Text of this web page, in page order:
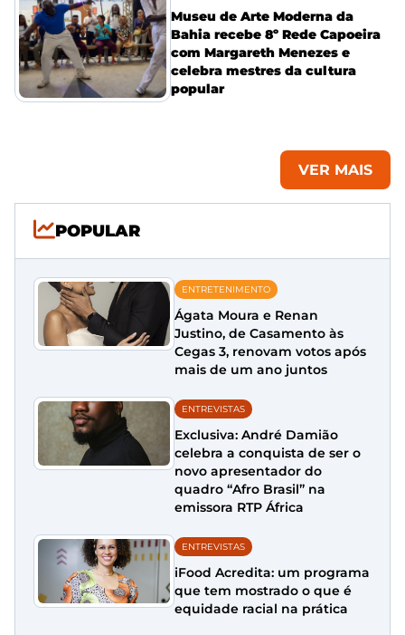
Museu de Arte Moderna da
Bahia recebe 8º Rede Capoeira
com Margareth Menezes e
celebra mestres da cultura
popular
VER MAIS
POPULAR
ENTRETENIMENTO
Ágata Moura e Renan
Justino, de Casamento às
Cegas 3, renovam votos após
mais de um ano juntos
ENTREVISTAS
Exclusiva: André Damião
celebra a conquista de ser o
novo apresentador do
quadro “Afro Brasil” na
emissora RTP África
ENTREVISTAS
iFood Acredita: um programa
que tem mostrado o que é
equidade racial na prática